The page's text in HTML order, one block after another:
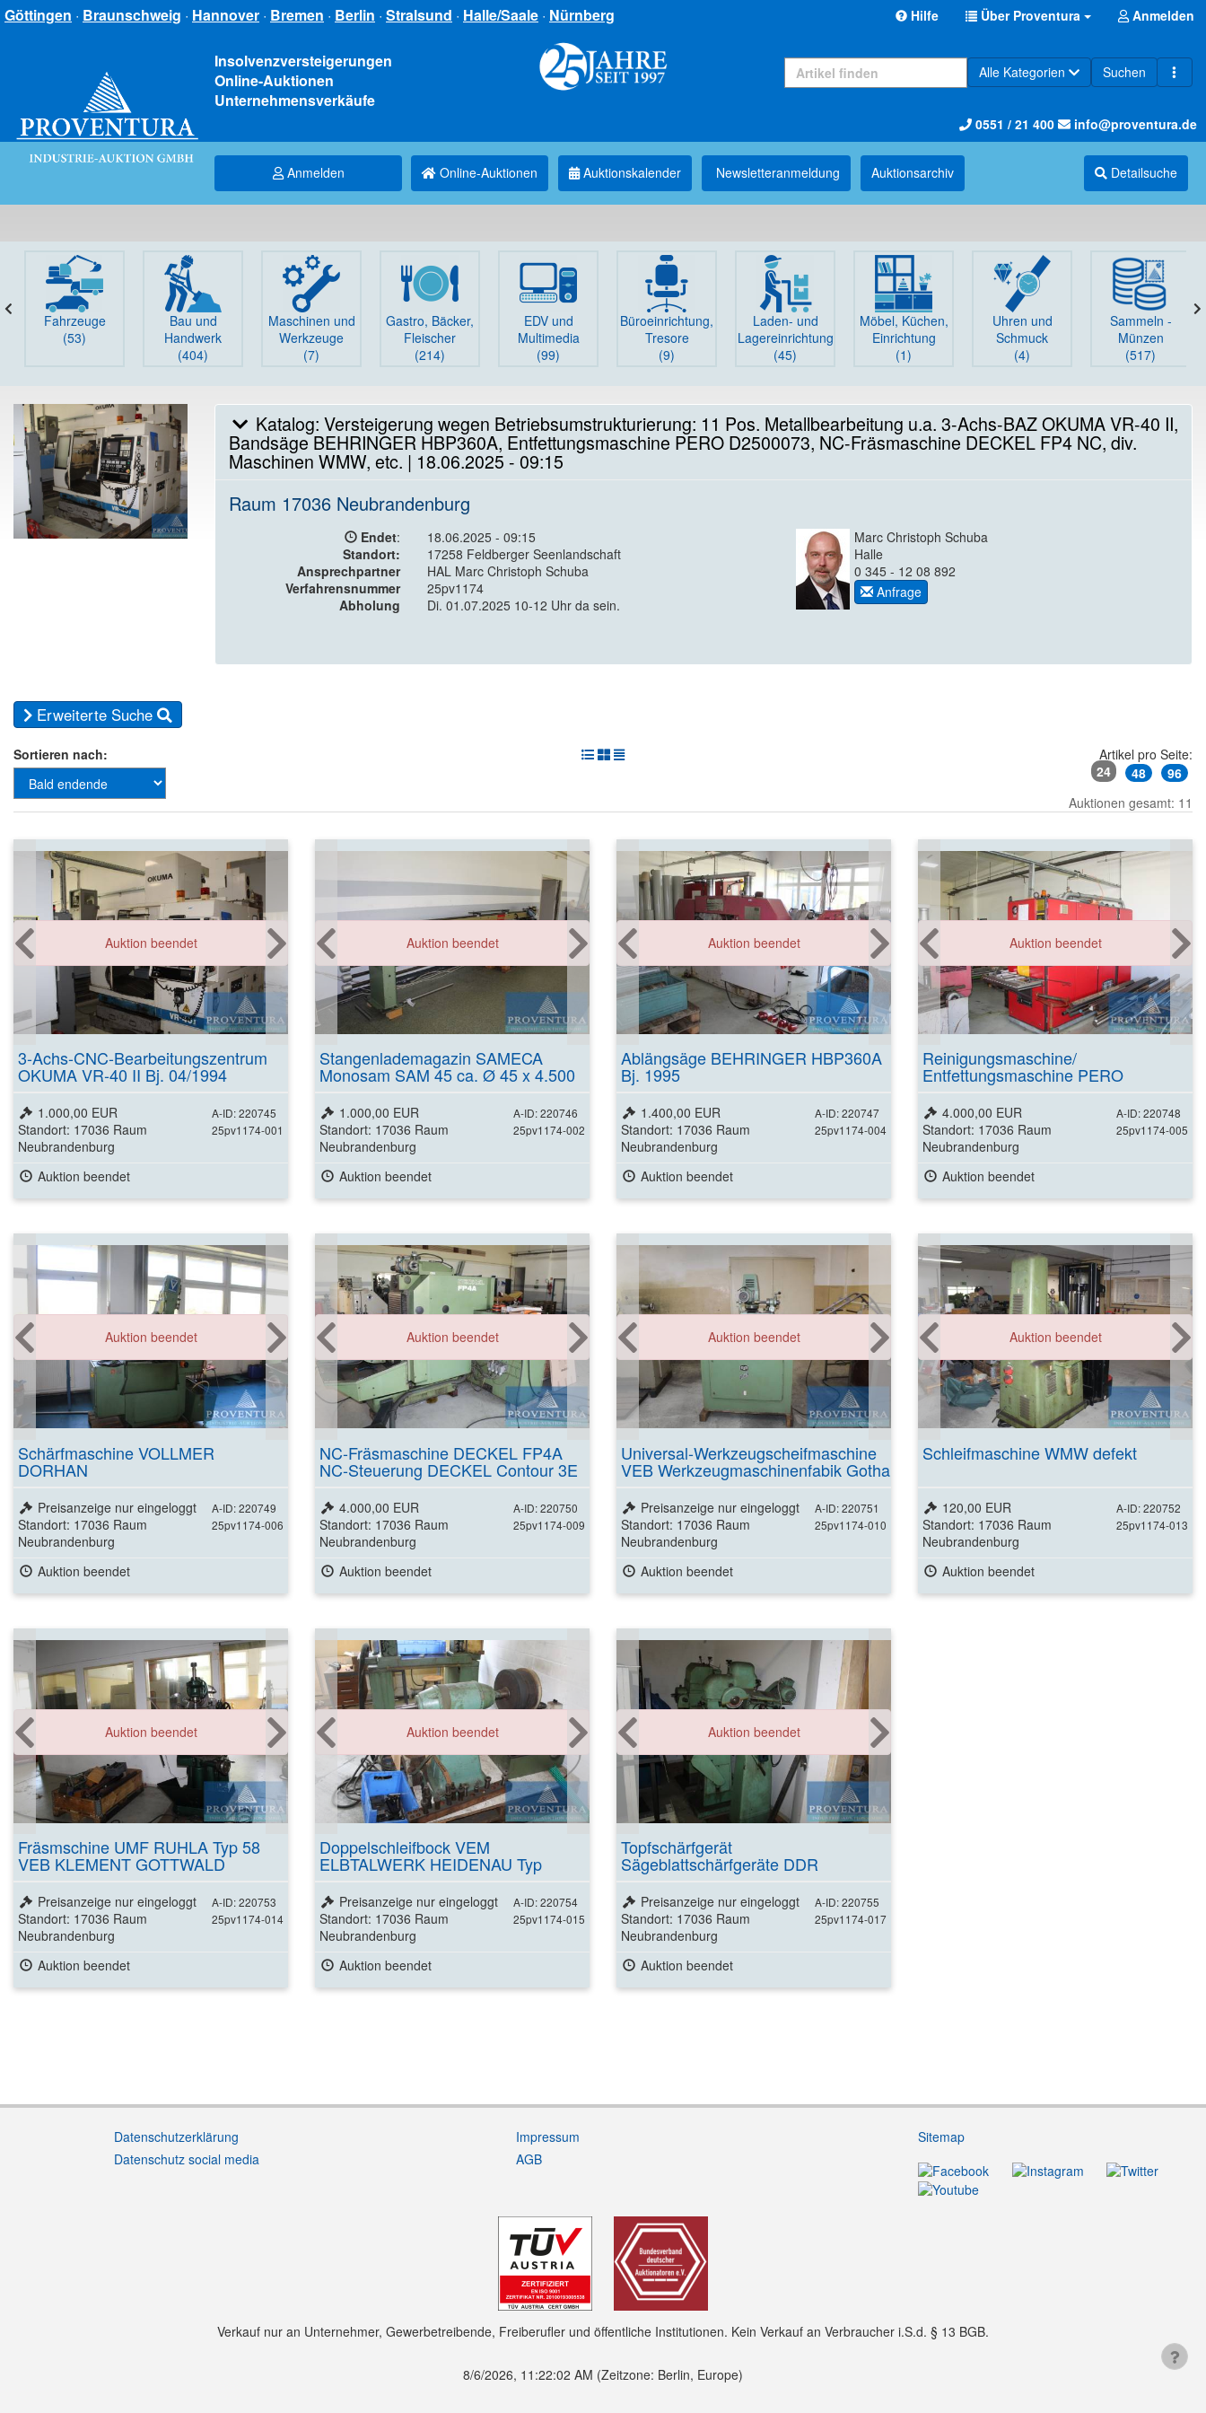
Göttingen · Braunschweig · Hannover · Bremen · Berlin · Stralsund · Halle/Saale · Nürnberg Hilfe Über Proventura Anmelden
Insolvenzversteigerungen
Online-Auktionen
Unternehmensverkäufe
Alle Kategorien Suchen
0551 / 21 400 info@proventura.de
Anmelden Online-Auktionen Auktionskalender Newsletter­anmeldung Auktions­archiv Detailsuche
Fahrzeuge
(53)
Bau und
Handwerk
(404)
Maschinen und
Werkzeuge
(7)
Gastro, Bäcker,
Fleischer
(214)
EDV und
Multimedia
(99)
Büro­einrichtung,
Tresore
(9)
Laden- und
Lager­einrichtung
(45)
Möbel, Küchen,
Einrichtung
(1)
Uhren und
Schmuck
(4)
Sammeln -
Münzen
(517)
Katalog: Versteigerung wegen Betriebsumstrukturierung: 11 Pos. Metallbearbeitung u.a. 3-Achs-BAZ OKUMA VR-40 II,
Bandsäge BEHRINGER HBP360A, Entfettungsmaschine PERO D2500073, NC-Fräsmaschine DECKEL FP4 NC, div.
Maschinen WMW, etc. | 18.06.2025 - 09:15
Raum 17036 Neubrandenburg
Endet:
18.06.2025 - 09:15
Standort:
17258 Feldberger Seenlandschaft
Ansprechpartner
HAL Marc Christoph Schuba
Verfahrensnummer
25pv1174
Abholung
Di. 01.07.2025 10-12 Uhr da sein.
Marc Christoph Schuba
Halle
0 345 - 12 08 892
Anfrage
Erweiterte Suche
Sortieren nach:
Artikel pro Seite:
24
48
96
Auktionen gesamt: 11
Auktion beendet
3-Achs-CNC-Bearbeitungszentrum
OKUMA VR-40 II Bj. 04/1994
A-ID: 220745
25pv1174-001
1.000,00 EUR
Standort: 17036 Raum
Neubrandenburg
Auktion beendet
Auktion beendet
Stangenlademagazin SAMECA
Monosam SAM 45 ca. Ø 45 x 4.500
A-ID: 220746
25pv1174-002
1.000,00 EUR
Standort: 17036 Raum
Neubrandenburg
Auktion beendet
Auktion beendet
Ablängsäge BEHRINGER HBP360A
Bj. 1995
A-ID: 220747
25pv1174-004
1.400,00 EUR
Standort: 17036 Raum
Neubrandenburg
Auktion beendet
Auktion beendet
Reinigungsmaschine/
Entfettungsmaschine PERO
D2500/073 GR OV-6067 Bj. 2001
A-ID: 220748
25pv1174-005
4.000,00 EUR
Standort: 17036 Raum
Neubrandenburg
Auktion beendet
Auktion beendet
Schärfmaschine VOLLMER
DORHAN
A-ID: 220749
25pv1174-006
Preisanzeige nur eingeloggt
Standort: 17036 Raum
Neubrandenburg
Auktion beendet
Auktion beendet
NC-Fräsmaschine DECKEL FP4A
NC-Steuerung DECKEL Contour 3E
Anpasssteuerung 6004 50 007302 1
A-ID: 220750
25pv1174-009
4.000,00 EUR
Standort: 17036 Raum
Neubrandenburg
Auktion beendet
Auktion beendet
Universal-Werkzeugscheifmaschine
VEB Werkzeugmaschinenfabik Gotha
A-ID: 220751
25pv1174-010
Preisanzeige nur eingeloggt
Standort: 17036 Raum
Neubrandenburg
Auktion beendet
Auktion beendet
Schleifmaschine WMW defekt
A-ID: 220752
25pv1174-013
120,00 EUR
Standort: 17036 Raum
Neubrandenburg
Auktion beendet
Auktion beendet
Fräsmschine UMF RUHLA Typ 58
VEB KLEMENT GOTTWALD
A-ID: 220753
25pv1174-014
Preisanzeige nur eingeloggt
Standort: 17036 Raum
Neubrandenburg
Auktion beendet
Auktion beendet
Doppelschleifbock VEM
ELBTALWERK HEIDENAU Typ
A-ID: 220754
25pv1174-015
Preisanzeige nur eingeloggt
Standort: 17036 Raum
Neubrandenburg
Auktion beendet
Auktion beendet
Topfschärfgerät
Sägeblattschärfgeräte DDR
Fabrikation
A-ID: 220755
25pv1174-017
Preisanzeige nur eingeloggt
Standort: 17036 Raum
Neubrandenburg
Auktion beendet
Datenschutzerklärung
Datenschutz social media
Impressum
AGB
Sitemap
Verkauf nur an Unternehmer, Gewerbetreibende, Freiberufler und öffentliche Institutionen. Kein Verkauf an Verbraucher i.S.d. § 13 BGB.
8/6/2026, 11:22:03 AM (Zeitzone: Berlin, Europe)